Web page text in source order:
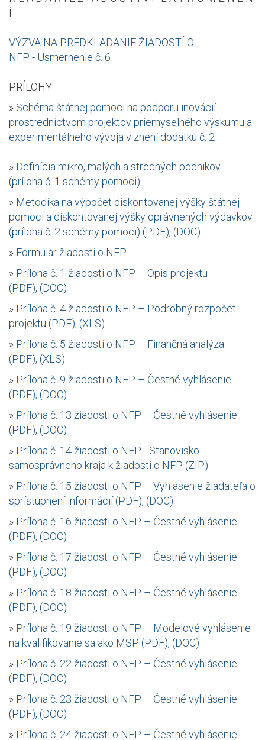
Í
VÝZVA NA PREDKLADANIE ŽIADOSTÍ O
NFP - Usmernenie č. 6
PRÍLOHY:
» Schéma štátnej pomoci na podporu inovácií
prostredníctvom projektov priemyselného výskumu a
experimentálneho vývoja v znení dodatku č. 2
» Definícia mikro, malých a stredných podnikov
(príloha č. 1 schémy pomoci)
» Metodika na výpočet diskontovanej výšky štátnej
pomoci a diskontovanej výšky oprávnených výdavkov
(príloha č. 2 schémy pomoci) (PDF), (DOC)
» Formulár žiadosti o NFP
» Príloha č. 1 žiadosti o NFP – Opis projektu
(PDF), (DOC)
» Príloha č. 4 žiadosti o NFP – Podrobný rozpočet
projektu (PDF), (XLS)
» Príloha č. 5 žiadosti o NFP – Finančná analýza
(PDF), (XLS)
» Príloha č. 9 žiadosti o NFP – Čestné vyhlásenie
(PDF), (DOC)
» Príloha č. 13 žiadosti o NFP – Čestné vyhlásenie
(PDF), (DOC)
» Príloha č. 14 žiadosti o NFP - Stanovisko
samosprávneho kraja k žiadosti o NFP (ZIP)
» Príloha č. 15 žiadosti o NFP – Vyhlásenie žiadateľa o
sprístupnení informácií (PDF), (DOC)
» Príloha č. 16 žiadosti o NFP – Čestné vyhlásenie
(PDF), (DOC)
» Príloha č. 17 žiadosti o NFP – Čestné vyhlásenie
(PDF), (DOC)
» Príloha č. 18 žiadosti o NFP – Čestné vyhlásenie
(PDF), (DOC)
» Príloha č. 19 žiadosti o NFP – Modelové vyhlásenie
na kvalifikovanie sa ako MSP (PDF), (DOC)
» Príloha č. 22 žiadosti o NFP – Čestné vyhlásenie
(PDF), (DOC)
» Príloha č. 23 žiadosti o NFP – Čestné vyhlásenie
(PDF), (DOC)
» Príloha č. 24 žiadosti o NFP – Čestné vyhlásenie